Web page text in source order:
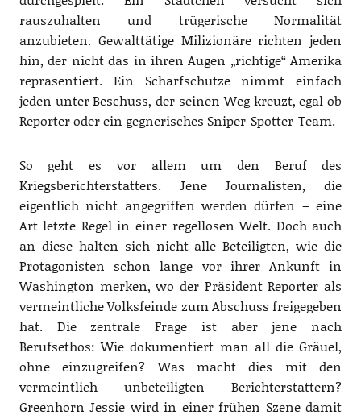
rauszuhalten und trügerische Normalität
anzubieten. Gewalttätige Milizionäre richten jeden
hin, der nicht das in ihren Augen „richtige“ Amerika
repräsentiert. Ein Scharfschütze nimmt einfach
jeden unter Beschuss, der seinen Weg kreuzt, egal ob
Reporter oder ein gegnerisches Sniper-Spotter-Team.
So geht es vor allem um den Beruf des
Kriegsberichterstatters. Jene Journalisten, die
eigentlich nicht angegriffen werden dürfen – eine
Art letzte Regel in einer regellosen Welt. Doch auch
an diese halten sich nicht alle Beteiligten, wie die
Protagonisten schon lange vor ihrer Ankunft in
Washington merken, wo der Präsident Reporter als
vermeintliche Volksfeinde zum Abschuss freigegeben
hat. Die zentrale Frage ist aber jene nach
Berufsethos: Wie dokumentiert man all die Gräuel,
ohne einzugreifen? Was macht dies mit den
vermeintlich unbeteiligten Berichterstattern?
Greenhorn Jessie wird in einer frühen Szene damit